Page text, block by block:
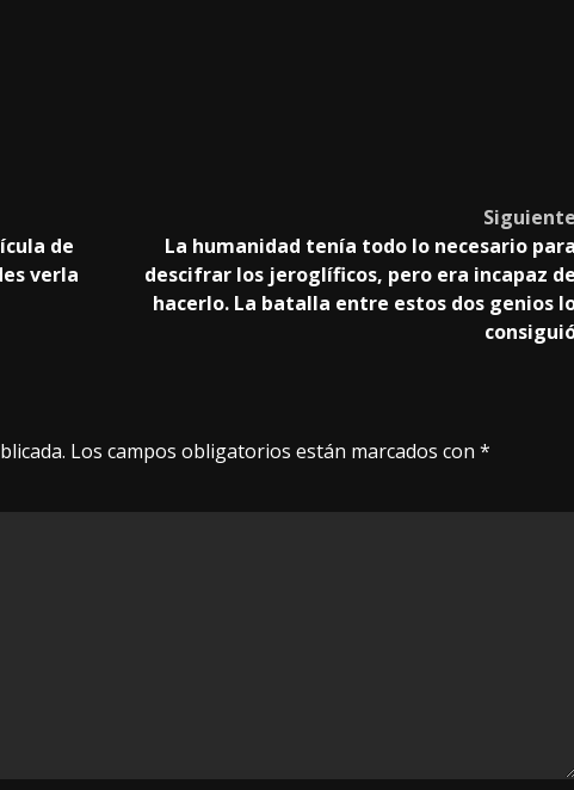
de
verla
Siguiente
La humanidad tenía todo lo necesario para
descifrar los jeroglíficos, pero era incapaz de
hacerlo. La batalla entre estos dos genios
Los campos obligatorios están marcados con *